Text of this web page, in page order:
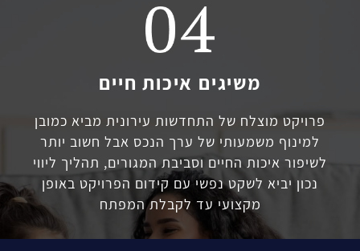
משיגים איכות חיים
פרויקט מוצלח של התחדשות עירונית מביא כמובן
למינוף משמעותי של ערך הנכס אבל חשוב יותר
לשיפור איכות החיים וסביבת המגורים, תהליך ליווי
נכון יביא לשקט נפשי עם קידום הפרויקט באופן
מקצועי עד לקבלת המפתח